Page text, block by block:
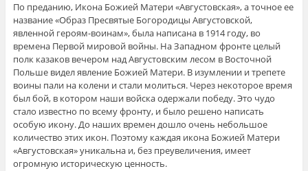
По преданию, Икона Божией Матери «Августовская», а точное ее
название «Образ Пресвятые Богородицы Августовской,
явленной героям-воинам», была написана в 1914 году, во
времена Первой мировой войны. На Западном фронте целый
полк казаков вечером над Августовским лесом в Восточной
Польше видел явление Божией Матери. В изумлении и трепете
воины пали на колени и стали молиться. Через некоторое время
был бой, в котором наши войска одержали победу. Это чудо
стало известно по всему фронту, и было решено написать
особую икону. До наших времен дошло очень небольшое
количество этих икон. Поэтому каждая икона Божией Матери
«Августовская» уникальна и, без преувеличения, имеет
огромную историческую ценность.